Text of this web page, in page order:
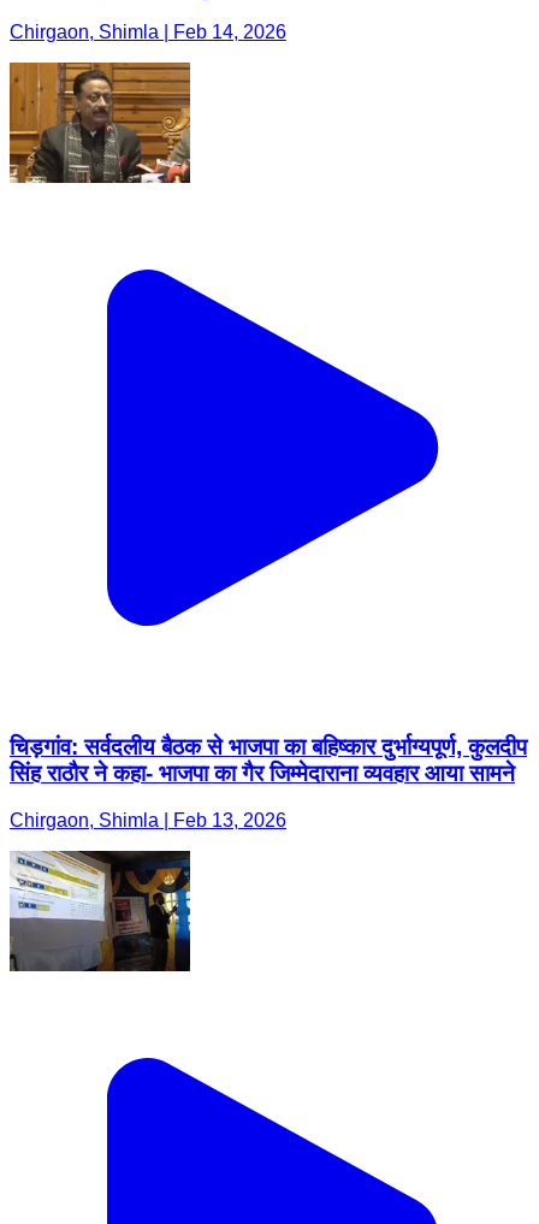
Chirgaon, Shimla | Feb 14, 2026
चिड़गांव: सर्वदलीय बैठक से भाजपा का बहिष्कार दुर्भाग्यपूर्ण, कुलदीप
सिंह राठौर ने कहा- भाजपा का गैर जिम्मेदाराना व्यवहार आया सामने
Chirgaon, Shimla | Feb 13, 2026